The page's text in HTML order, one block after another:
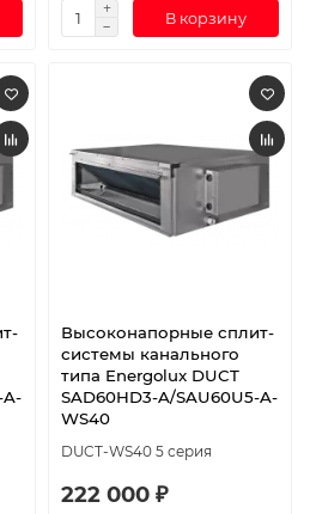
В корзину
A-
Высоконапорные сплит-
системы канального
типа Energolux DUCT
SAD60HD3-A/SAU60U5-A-
WS40
DUCT-WS40 5 серия
222 000 ₽